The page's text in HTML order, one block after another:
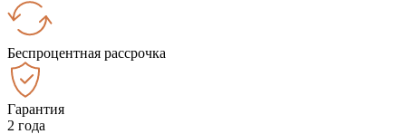
Беспроцентная рассрочка
Гарантия
2 года